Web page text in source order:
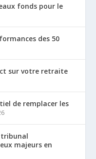
fonds pour le
des 50
sur votre retraite
de remplacer les
tribunal
majeurs en